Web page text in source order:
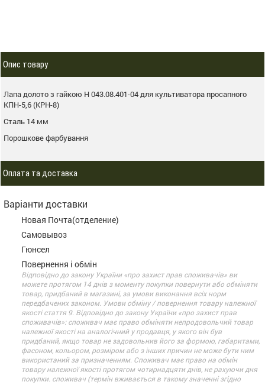
Опис товару
Лапа долото з гайкою Н 043.08.401-04 для культиватора просапного
КПН-5,6 (КРН-8)
Сталь 14 мм
Порошкове фарбування
Оплата та доставка
Варіанти доставки
Новая Почта(отделение)
Самовывоз
Гюнсел
Повернення і обмін
Відповідно до закону України «про захист прав споживачів» ви
можете протягом 14 днів з моменту покупки повернути або обміняти
товар, придбаний в магазині, за умови виконання всіх норм
передбачених законом. Умови обміну / повернення товару належної
якості стаття 9. Відповідно до закону України «про захист прав
споживачів»: споживач має право обміняти непродовольчий товар
належної якості на аналогічний у продавця, у якого він був
придбаний, якщо товар не задовольнив його за формою, габаритами,
фасоном, кольором, розміром або з інших причин не може бути ним
використаний за призначенням. Споживач має право на обмін
товару належної якості протягом чотирнадцяти днів, не рахуючи дня
покупки. споживач (термін вживається в такому значенні згідно